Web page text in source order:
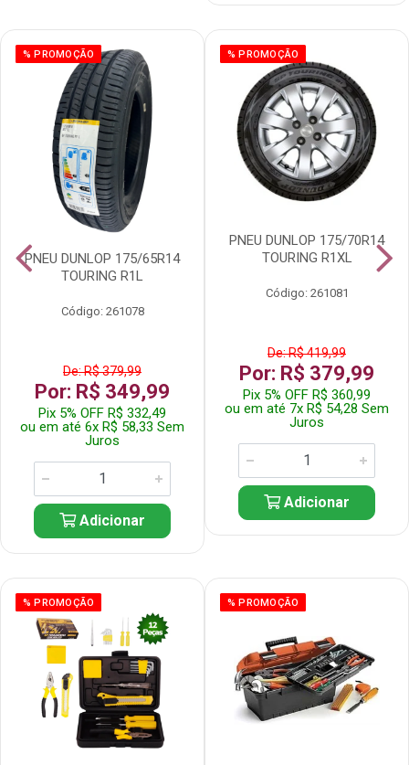
% PROMOÇÃO
PNEU DUNLOP 175/65R14
TOURING R1L
Código: 261078
De: R$ 379,99
Por: R$ 349,99
Pix 5% OFF R$ 332,49
ou em até 6x R$ 58,33 Sem
Juros
Adicionar
% PROMOÇÃO
PNEU DUNLOP 175/70R14
TOURING R1XL
Código: 261081
De: R$ 419,99
Por: R$ 379,99
Pix 5% OFF R$ 360,99
ou em até 7x R$ 54,28 Sem
Juros
Adicionar
% PROMOÇÃO % PROMOÇÃO